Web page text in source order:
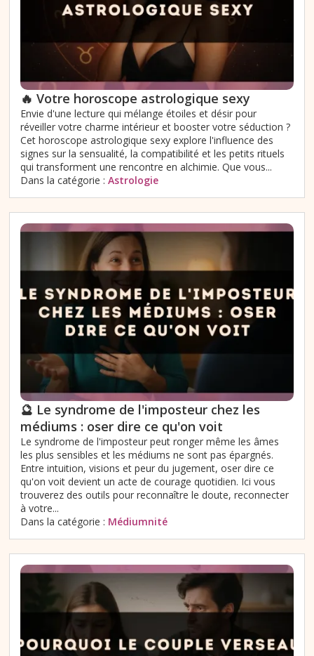
🔥 Votre horoscope astrologique sexy
Envie d'une lecture qui mélange étoiles et désir pour
réveiller votre charme intérieur et booster votre séduction ?
Cet horoscope astrologique sexy explore l'influence des
signes sur la sensualité, la compatibilité et les petits rituels
qui transforment une rencontre en alchimie. Que vous...
Dans la catégorie : Astrologie
🔮 Le syndrome de l'imposteur chez les
médiums : oser dire ce qu'on voit
Le syndrome de l'imposteur peut ronger même les âmes
les plus sensibles et les médiums ne sont pas épargnés.
Entre intuition, visions et peur du jugement, oser dire ce
qu'on voit devient un acte de courage quotidien. Ici vous
trouverez des outils pour reconnaître le doute, reconnecter
à votre...
Dans la catégorie : Médiumnité